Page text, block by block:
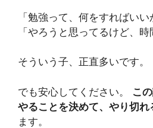
「勉強って、何をすればい
「やろうと思ってるけど、
そういう子、正直多いです。
でも安心してください。 こ
やることを決めて、やり切れ
ます。